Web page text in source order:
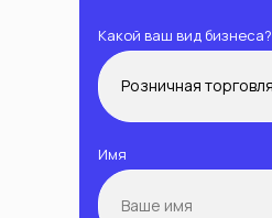
Какой ваш вид бизнеса?
Имя